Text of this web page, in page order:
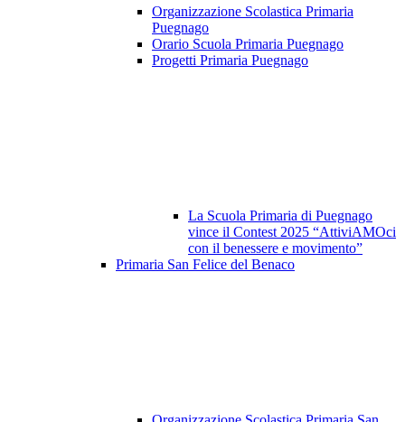
Organizzazione Scolastica Primaria
Puegnago
Orario Scuola Primaria Puegnago
Progetti Primaria Puegnago
La Scuola Primaria di Puegnago
vince il Contest 2025 “AttiviAMOci
con il benessere e movimento”
Primaria San Felice del Benaco